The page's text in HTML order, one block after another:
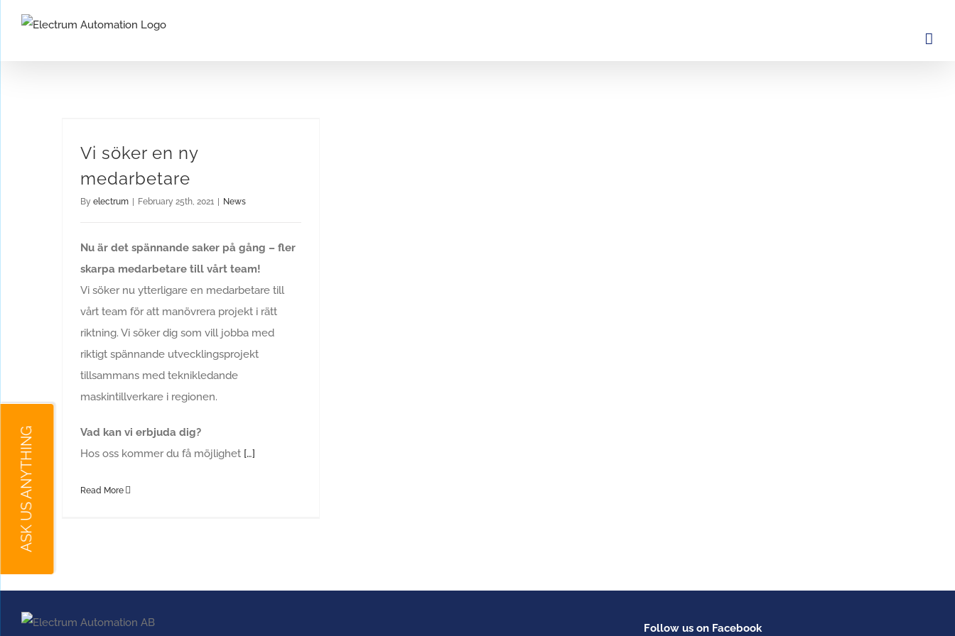
Vi söker en ny
medarbetare
By electrum February 25th, 2021 News
Nu är det spännande saker på gång – fler
skarpa medarbetare till vårt team!
Vi söker nu ytterligare en medarbetare till
vårt team för att manövrera projekt i rätt
riktning. Vi söker dig som vill jobba med
riktigt spännande utvecklingsprojekt
tillsammans med teknikledande
maskintillverkare i regionen.
Vad kan vi erbjuda dig?
Hos oss kommer du få möjlighet […]
Read More
Follow us on Facebook
ASK US ANYTHING